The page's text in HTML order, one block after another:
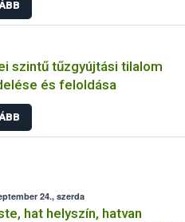
szintű tűzgyújtási tilalom
és feloldása
24., szerda
hat helyszín, hatvan